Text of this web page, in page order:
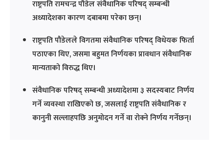
राष्ट्रपति रामचन्द्र पौडेल संवैधानिक परिषद् सम्बन्धी
अध्यादेशका कारण दबाबमा परेका छन्।
राष्ट्रपति पौडेलले विगतमा संवैधानिक परिषद् विधेयक फिर्ता
पठाएका थिए, जसमा बहुमत निर्णयका प्रावधान संवैधानिक
मान्यताको विरुद्ध थिए।
संवैधानिक परिषद् सम्बन्धी अध्यादेशमा ३ सदस्यबाट निर्णय
गर्ने व्यवस्था राखिएको छ, जसलाई राष्ट्रपति संवैधानिक र
कानुनी सल्लाहपछि अनुमोदन गर्ने वा रोक्ने निर्णय गर्नेछन्।